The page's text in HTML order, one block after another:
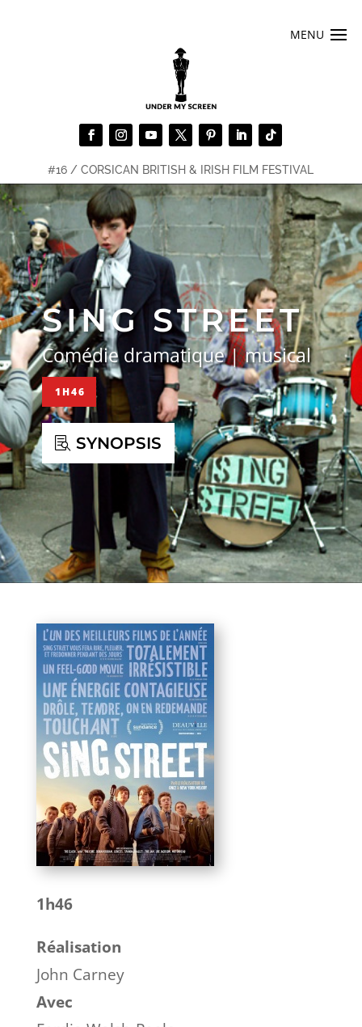
#16 / CORSICAN BRITISH & IRISH FILM FESTIVAL
SING STREET
Comédie dramatique | musical
1H46
SYNOPSIS
1h46
Réalisation
John Carney
Avec